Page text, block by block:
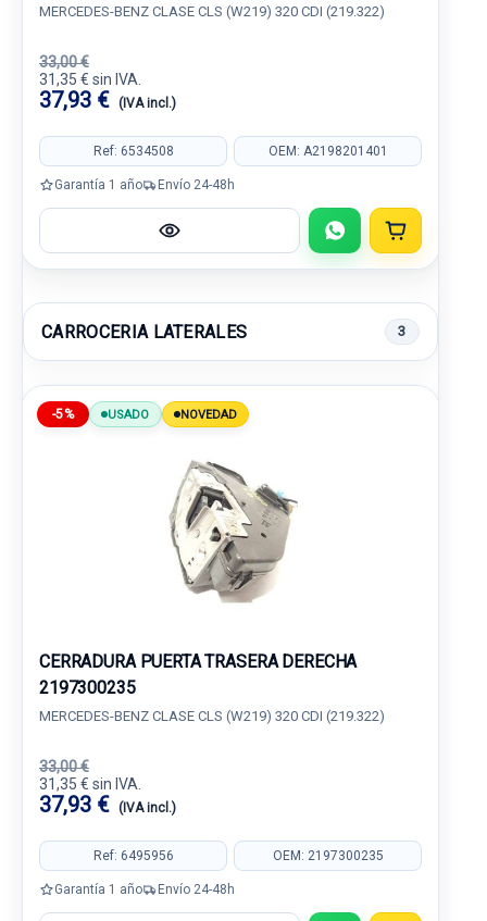
MERCEDES-BENZ CLASE CLS (W219) 320 CDI (219.322)
33,00 €
31,35 € sin IVA.
37,93 € (IVA incl.)
Ref: 6534508 OEM: A2198201401
Garantía 1 año Envío 24-48h
CARROCERIA LATERALES 3
-5% USADO NOVEDAD
CERRADURA PUERTA TRASERA DERECHA
2197300235
MERCEDES-BENZ CLASE CLS (W219) 320 CDI (219.322)
33,00 €
31,35 € sin IVA.
37,93 € (IVA incl.)
Ref: 6495956 OEM: 2197300235
Garantía 1 año Envío 24-48h